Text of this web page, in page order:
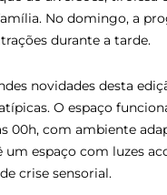
No domingo, a
durante a tarde.
novidades desta
O espaço
00h, com ambiente
espaço com luzes
crise sensorial.